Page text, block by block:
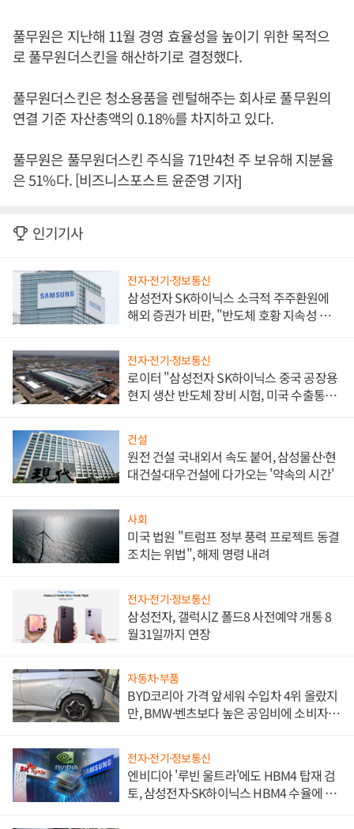
풀무원은 지난해 11월 경영 효율성을 높이기 위한 목적으
로 풀무원더스킨을 해산하기로 결정했다.
풀무원더스킨은 청소용품을 렌털해주는 회사로 풀무원의
연결 기준 자산총액의 0.18%를 차지하고 있다.
풀무원은 풀무원더스킨 주식을 71만4천 주 보유해 지분율
은 51%다. [비즈니스포스트 윤준영 기자]
인기기사
전자·전기·정보통신
삼성전자 SK하이닉스 소극적 주주환원에
해외 증권가 비판, "반도체 호황 지속성 의
전자·전기·정보통신
로이터 "삼성전자 SK하이닉스 중국 공장용
현지 생산 반도체 장비 시험, 미국 수출통제
건설
원전 건설 국내외서 속도 붙어, 삼성물산·현
대건설·대우건설에 다가오는 '약속의 시간'
사회
미국 법원 "트럼프 정부 풍력 프로젝트 동결
조치는 위법", 해제 명령 내려
전자·전기·정보통신
삼성전자, 갤럭시Z 폴드8 사전예약 개통 8
월31일까지 연장
자동차·부품
BYD코리아 가격 앞세워 수입차 4위 올랐지
만, BMW·벤츠보다 높은 공임비에 소비자
전자·전기·정보통신
엔비디아 '루빈 울트라'에도 HBM4 탑재 검
토, 삼성전자·SK하이닉스 HBM4 수율에 주